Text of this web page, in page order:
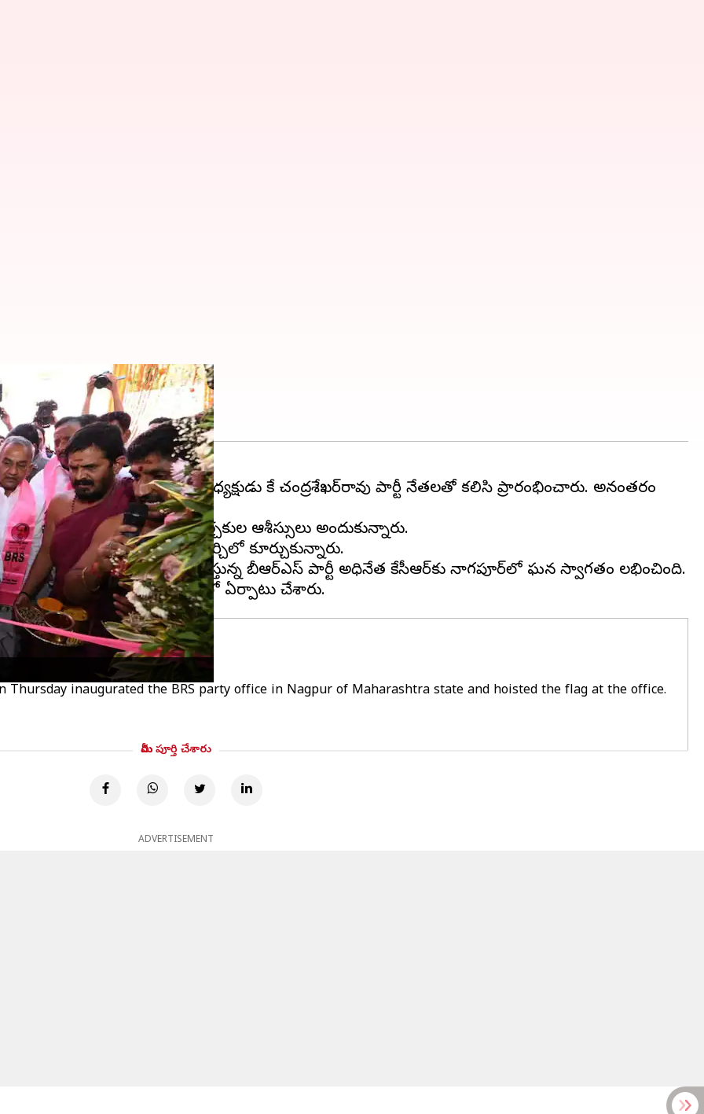
ప్రారంభించిన కేసీఆర్
భారత రాష్ట్ర సమితి అధ్యక్షుడు కే చంద్రశేఖర్‌రావు పార్టీ నేతలతో కలిసి ప్రారంభించారు. అనంతరం
కేసీఆర్ పాల్గొని అర్చకుల ఆశీస్సులు అందుకున్నారు.
కేసీఆర్‌ సమక్షంలో కుర్చిలో కూర్చుకున్నారు.
తెచ్చుకునేందుకు కృషి చేస్తున్న బీఆర్‌ఎస్‌ పార్టీ అధినేత కేసీఆర్‌కు నాగ‌పూర్‌లో ఘన స్వాగతం లభించింది.
Thursday inaugurated the BRS party office in Nagpur of Maharashtra state and hoisted the flag at the office.
మీరు పూర్తి చేశారు
ADVERTISEMENT